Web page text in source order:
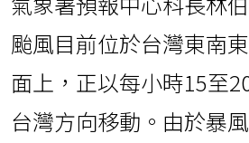
颱風目前位於台灣東南
面上，正以每小時15至
台灣方向移動。由於暴